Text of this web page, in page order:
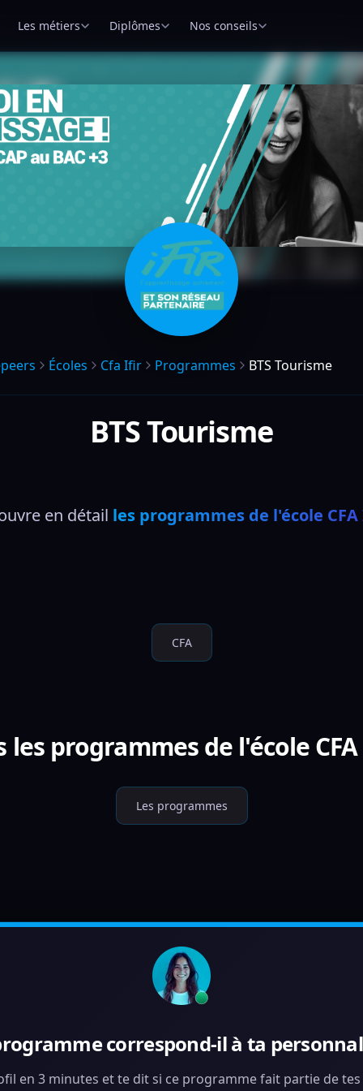
Les métiers Diplômes Nos conseils
Écoles Cfa Ifir Programmes BTS Tourisme
BTS Tourisme
en détail les programmes de l'école CFA
CFA
les programmes de l'école
Les programmes
correspond-il à ta
en 3 minutes et te dit si ce programme fait partie de